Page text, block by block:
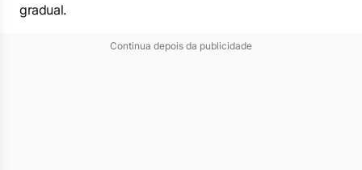
gradual.
Continua depois da publicidade